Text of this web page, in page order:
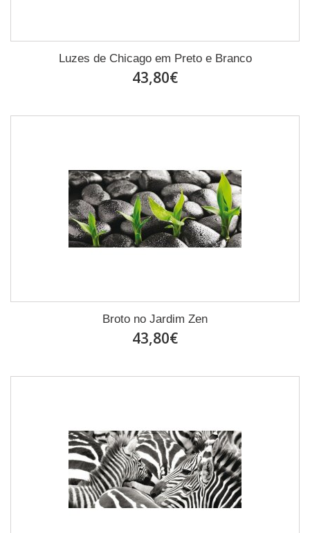
Luzes de Chicago em Preto e Branco
43,80€
Broto no Jardim Zen
43,80€